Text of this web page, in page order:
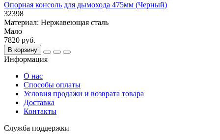
Опорная консоль для дымохода 475мм (Черный)
32398
Материал: Нержавеющая сталь
Мало
7820 руб.
В корзину
Информация
О нас
Способы оплаты
Условия продажи и возврата товара
Доставка
Контакты
Служба поддержки